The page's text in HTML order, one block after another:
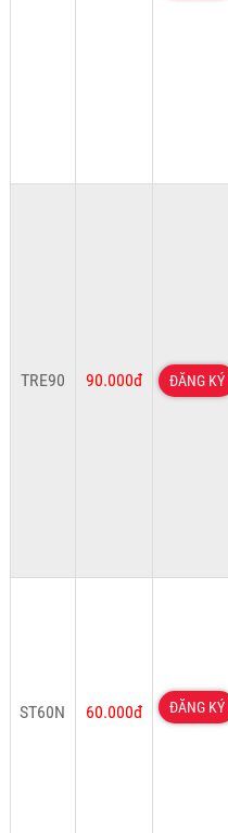
TRE90 90.000đ ĐĂNG KÝ
ST60N 60.000đ ĐĂNG KÝ